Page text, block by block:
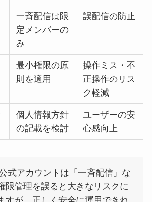
一斉配信は限
定メンバーの
み
誤配信の防止
最小権限の原
則を適用
操作ミス・不
正操作のリス
ク軽減
個人情報方針
の記載を検討
ユーザーの安
心感向上
式アカウントは「一斉配信」な
限管理を誤ると大きなリスクに
すが、正しく安全に運用できれ